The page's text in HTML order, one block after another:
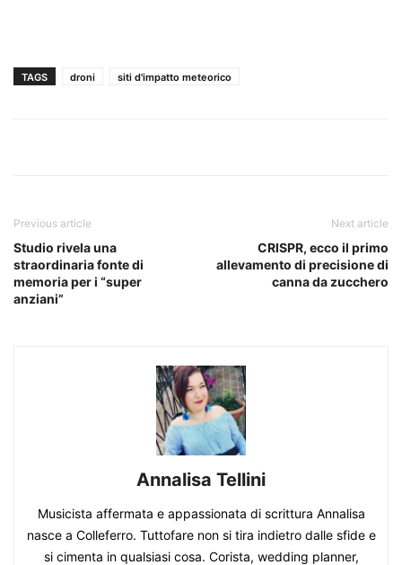
TAGS droni siti d'impatto meteorico
Previous article
Studio rivela una
straordinaria fonte di
memoria per i “super
anziani”
Next article
CRISPR, ecco il primo
allevamento di precisione di
canna da zucchero
Annalisa Tellini
Musicista affermata e appassionata di scrittura Annalisa
nasce a Colleferro. Tuttofare non si tira indietro dalle sfide e
si cimenta in qualsiasi cosa. Corista, wedding planner,